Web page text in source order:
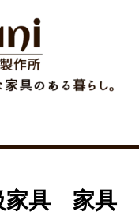
具 家具